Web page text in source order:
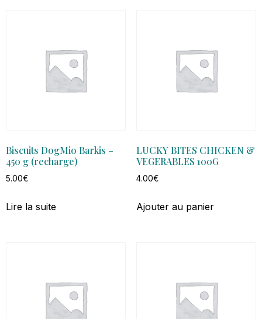
Biscuits DogMio Barkis –
450 g (recharge)
5.00€
Lire la suite
LUCKY BITES CHICKEN &
VEGERABLES 100G
4.00€
Ajouter au panier